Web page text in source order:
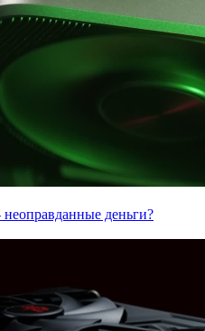
деньги?